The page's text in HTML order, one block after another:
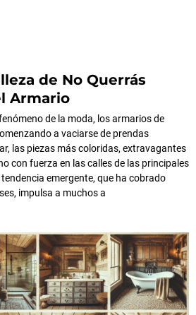
de No Querrás
Armario
de la moda, los armarios de
a vaciarse de prendas
las piezas más coloridas, extravagantes
con fuerza en las calles de las principales
emergente, que ha cobrado
impulsa a muchos a